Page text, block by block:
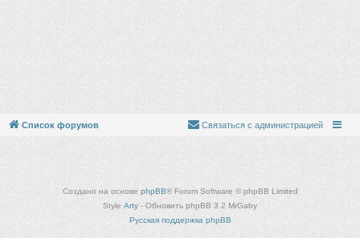
Список форумов Связаться с администрацией
Создано на основе phpBB® Forum Software © phpBB Limited
Style Arty - Обновить phpBB 3.2 MrGaby
Русская поддержка phpBB